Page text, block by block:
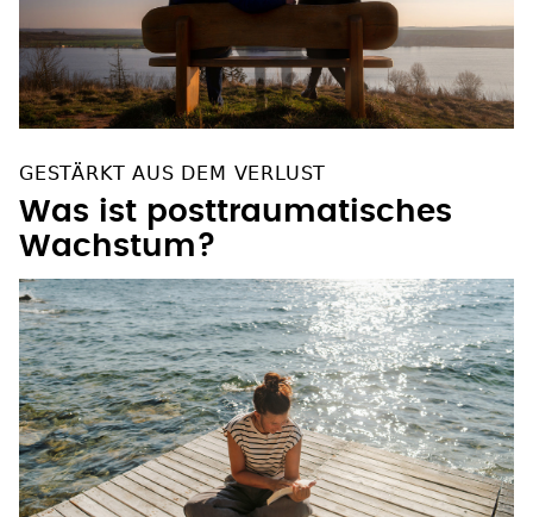
GESTÄRKT AUS DEM VERLUST
Was ist posttraumatisches
Wachstum?